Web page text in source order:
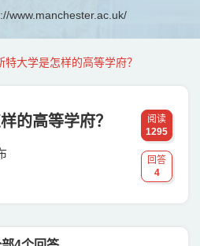
www.manchester.ac.uk/
特大学是怎样的高等学府？
阅读
1295
回答
4
的高等学府？